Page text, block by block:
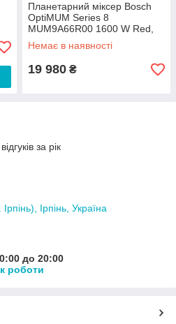
Планетарний міксер Bosch
OptiMUM Series 8
MUM9A66R00 1600 W Red,
Silver
Немає в наявності
19 980 ₴
за рік
Ірпінь, Україна
до 20:00
роботи